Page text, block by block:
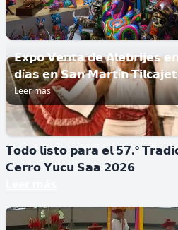
𝗘𝘅𝗽𝗼 𝗩𝗲𝗻𝘁𝗮 𝗱𝗲 𝗔𝗹𝗲𝗯𝗿𝗶𝗷𝗲𝘀
𝗱í𝗮𝘀 𝗲𝗻 𝗦𝗮𝗻 𝗠𝗮𝗿𝘁í𝗻
Leer más
𝗧𝗼𝗱𝗼 𝗹𝗶𝘀𝘁𝗼 𝗽𝗮𝗿𝗮 𝗲𝗹 𝟱𝟳.º
𝗖𝗲𝗿𝗿𝗼 𝗬𝘂𝗰𝘂 𝗦𝗮𝗮 𝟮𝟬𝟮𝟲
𝗜𝗱𝗲𝗻𝘁𝗶𝗳𝗶𝗰𝗮𝗻 𝗻𝘂𝗲𝘃𝗮